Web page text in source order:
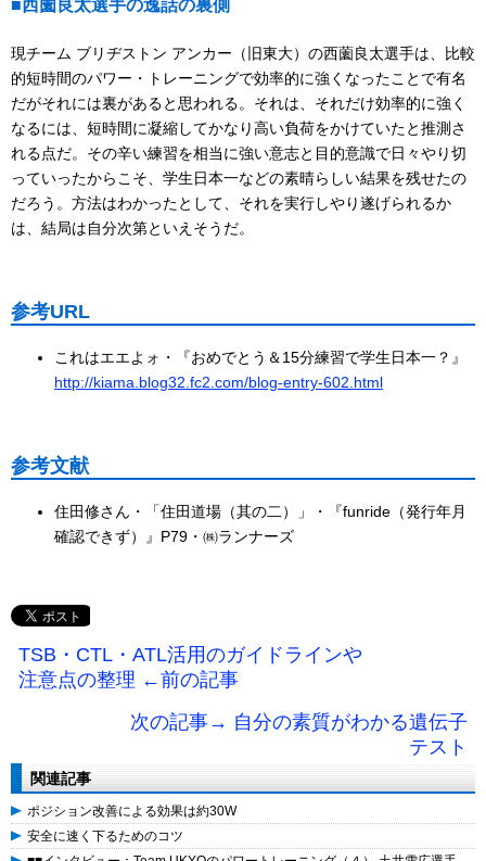
■西薗良太選手の逸話の裏側
現チーム ブリヂストン アンカー（旧東大）の西薗良太選手は、比較
的短時間のパワー・トレーニングで効率的に強くなったことで有名
だがそれには裏があると思われる。それは、それだけ効率的に強く
なるには、短時間に凝縮してかなり高い負荷をかけていたと推測さ
れる点だ。その辛い練習を相当に強い意志と目的意識で日々やり切
っていったからこそ、学生日本一などの素晴らしい結果を残せたの
だろう。方法はわかったとして、それを実行しやり遂げられるか
は、結局は自分次第といえそうだ。
参考URL
これはエエよォ・『おめでとう＆15分練習で学生日本一？』
http://kiama.blog32.fc2.com/blog-entry-602.html
参考文献
住田修さん・「住田道場（其の二）」・『funride（発行年月
確認できず）』P79・㈱ランナーズ
TSB・CTL・ATL活用のガイドラインや
注意点の整理 ←前の記事
次の記事→ 自分の素質がわかる遺伝子
テスト
関連記事
ポジション改善による効果は約30W
安全に速く下るためのコツ